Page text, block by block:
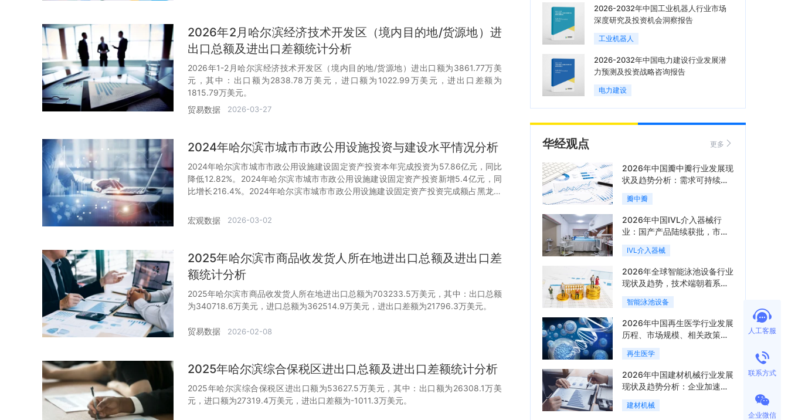
2026年2月哈尔滨经济技术开发区（境内目的地/货源地）进
出口总额及进出口差额统计分析
2026年1-2月哈尔滨经济技术开发区（境内目的地/货源地）进出口额为3861.77万美
元，其中：出口额为2838.78万美元，进口额为1022.99万美元，进出口差额为
1815.79万美元。
贸易数据
2026-03-27
2024年哈尔滨市城市市政公用设施投资与建设水平情况分析
2024年哈尔滨市城市市政公用设施建设固定资产投资本年完成投资为57.86亿元，同比
降低12.82%。2024年哈尔滨市城市市政公用设施建设固定资产投资新增5.4亿元，同
比增长216.4%。2024年哈尔滨市城市市政公用设施建设固定资产投资完成额占黑龙江
宏观数据
2026-03-02
2025年哈尔滨市商品收发货人所在地进出口总额及进出口差
额统计分析
2025年哈尔滨市商品收发货人所在地进出口总额为703233.5万美元，其中：出口总额
为340718.6万美元，进口总额为362514.9万美元，进出口差额为21796.3万美元。
贸易数据 2026-02-08
2025年哈尔滨综合保税区进出口总额及进出口差额统计分析
2025年哈尔滨综合保税区进出口额为53627.5万美元，其中：出口额为26308.1万美
元，进口额为27319.4万美元，进出口差额为-1011.3万美元。
2026-2032年中国工业机器人行业市场
深度研究及投资机会洞察报告
工业机器人
2026-2032年中国电力建设行业发展潜
力预测及投资战略咨询报告
电力建设
华经观点 更多
2026年中国瓣中瓣行业发展现
状及趋势分析：需求可持续释
放，市场发展前景良好「图」
瓣中瓣
2026年中国IVL介入器械行
业：国产产品陆续获批，市场
将进入持续高增长阶段「图」
IVL介入器械
2026年全球智能泳池设备行业
现状及趋势，技术端朝着系统
集成、绿色节能方向迭代
「图」
智能泳池设备
2026年中国再生医学行业发展
历程、市场规模、相关政策、
产业链、竞争格局及发展潜力
分析「图」
再生医学
2026年中国建材机械行业发展
现状及趋势分析：企业加速向
“装备+系统+服务”综合服务商
转型「图」
建材机械
人工客服
联系方式
企业微信